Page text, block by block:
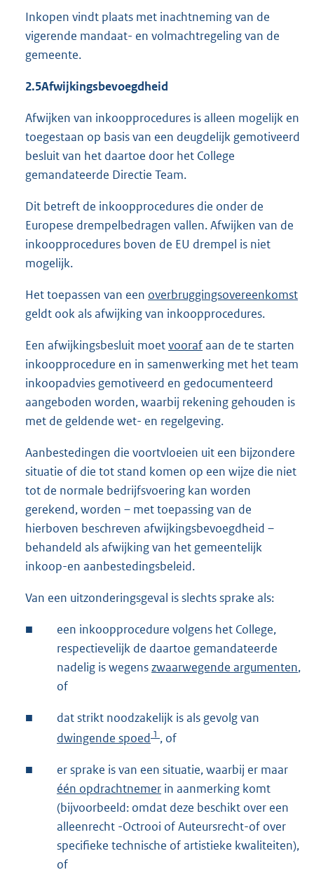
Inkopen vindt plaats met inachtneming van de
vigerende mandaat- en volmachtregeling van de
gemeente.
2.5Afwijkingsbevoegdheid
Afwijken van inkoopprocedures is alleen mogelijk en
toegestaan op basis van een deugdelijk gemotiveerd
besluit van het daartoe door het College
gemandateerde Directie Team.
Dit betreft de inkoopprocedures die onder de
Europese drempelbedragen vallen. Afwijken van de
inkoopprocedures boven de EU drempel is niet
mogelijk.
Het toepassen van een overbruggingsovereenkomst
geldt ook als afwijking van inkoopprocedures.
Een afwijkingsbesluit moetvoorafaan de te starten
inkoopprocedure en in samenwerking met het team
inkoopadvies gemotiveerd en gedocumenteerd
aangeboden worden, waarbij rekening gehouden is
met de geldende wet- en regelgeving.
Aanbestedingen die voortvloeien uit een bijzondere
situatie of die tot stand komen op een wijze die niet
tot de normale bedrijfsvoering kan worden
gerekend, worden – met toepassing van de
hierboven beschreven afwijkingsbevoegdheid –
behandeld als afwijking van het gemeentelijk
inkoop-en aanbestedingsbeleid.
Van een uitzonderingsgeval is slechts sprake als:
■
een inkoopprocedure volgens het College,
respectievelijk de daartoe gemandateerde
nadelig is wegenszwaarwegende argumenten,
of
■
dat strikt noodzakelijk is als gevolg van
dwingende spoed 1 , of
■
er sprake is van een situatie, waarbij er maar
één opdrachtnemer in aanmerking komt
(bijvoorbeeld: omdat deze beschikt over een
alleenrecht -Octrooi of Auteursrecht-of over
specifieke technische of artistieke kwaliteiten),
of